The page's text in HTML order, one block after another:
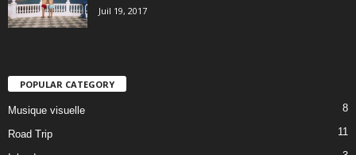
Juil 19, 2017
POPULAR CATEGORY
Musique visuelle 8
Road Trip 11